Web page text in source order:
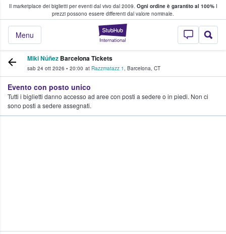
Il marketplace dei biglietti per eventi dal vivo dal 2009. Ogni ordine è garantito al 100%I
prezzi possono essere differenti dal valore nominale.
StubHub - Dove
Menu
fan comprano e vendono biglietti
Miki Núñez Barcelona Tickets
sab 24 ott 2026 • 20:00 at Razzmatazz 1, Barcelona, CT
Evento con posto unico
Tutti i biglietti danno accesso ad aree con posti a sedere o in piedi. Non ci
sono posti a sedere assegnati.